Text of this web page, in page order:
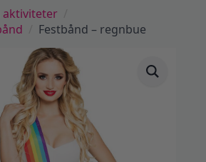
aktiviteter
Festbånd – regnbue